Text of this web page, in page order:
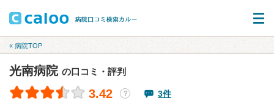
« 病院TOP
光南病院 の口コミ・評判
3.42 ？ 3件